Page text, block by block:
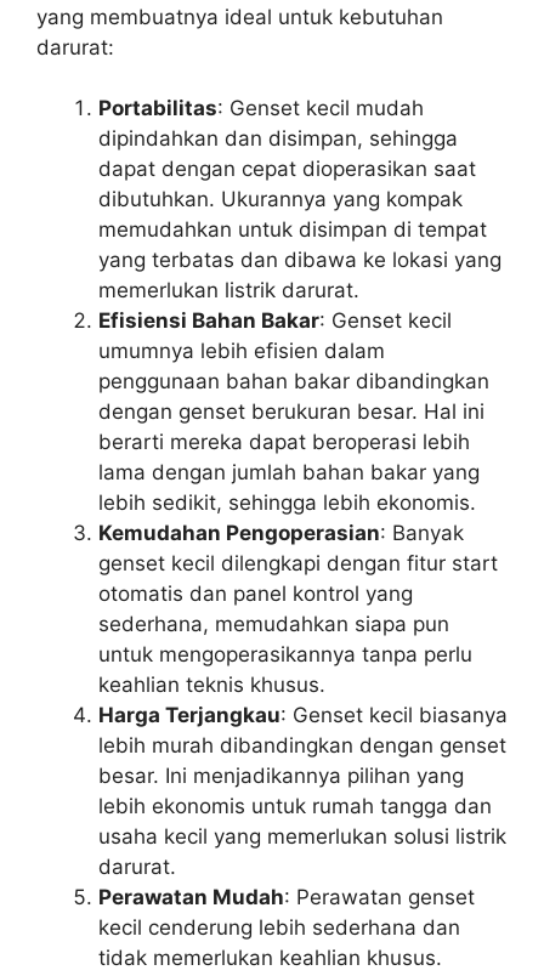
yang membuatnya ideal untuk kebutuhan
darurat:
Portabilitas: Genset kecil mudah
dipindahkan dan disimpan, sehingga
dapat dengan cepat dioperasikan saat
dibutuhkan. Ukurannya yang kompak
memudahkan untuk disimpan di tempat
yang terbatas dan dibawa ke lokasi yang
memerlukan listrik darurat.
Efisiensi Bahan Bakar: Genset kecil
umumnya lebih efisien dalam
penggunaan bahan bakar dibandingkan
dengan genset berukuran besar. Hal ini
berarti mereka dapat beroperasi lebih
lama dengan jumlah bahan bakar yang
lebih sedikit, sehingga lebih ekonomis.
Kemudahan Pengoperasian: Banyak
genset kecil dilengkapi dengan fitur start
otomatis dan panel kontrol yang
sederhana, memudahkan siapa pun
untuk mengoperasikannya tanpa perlu
keahlian teknis khusus.
Harga Terjangkau: Genset kecil biasanya
lebih murah dibandingkan dengan genset
besar. Ini menjadikannya pilihan yang
lebih ekonomis untuk rumah tangga dan
usaha kecil yang memerlukan solusi listrik
darurat.
Perawatan Mudah: Perawatan genset
kecil cenderung lebih sederhana dan
tidak memerlukan keahlian khusus.